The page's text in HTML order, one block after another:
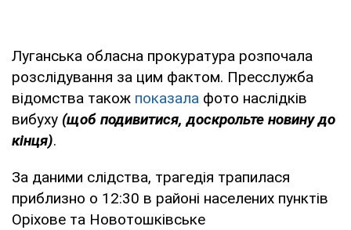
Луганська обласна прокуратура розпочала
розслідування за цим фактом. Пресслужба
відомства також показала фото наслідків
вибуху (щоб подивитися, доскрольте новину до
кінця).
За даними слідства, трагедія трапилася
приблизно о 12:30 в районі населених пунктів
Оріхове та Новотошківське